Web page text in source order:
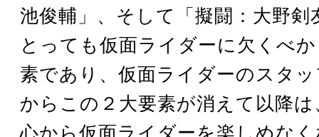
池俊輔」、そして「擬闘：大野剣
とっても仮面ライダーに欠くべ
素であり、仮面ライダーのスタ
からこの２大要素が消えて以降
心から仮面ライダーを楽しめな